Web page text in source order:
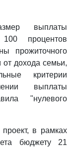
выплаты
процентов
прожиточного
дохода семьи,
критерии
выплаты
"нулевого
в рамках
бюджету 21